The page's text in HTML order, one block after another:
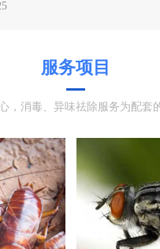
09
服务项目
，消毒、异味祛除服务为配